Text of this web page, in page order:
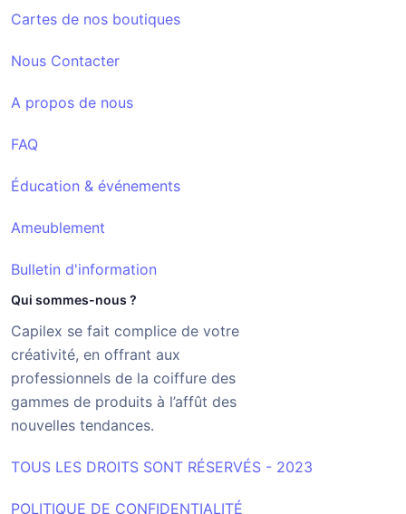
Cartes de nos boutiques
Nous Contacter
A propos de nous
FAQ
Éducation & événements
Ameublement
Bulletin d'information
Qui sommes-nous ?
Capilex se fait complice de votre
créativité, en offrant aux
professionnels de la coiffure des
gammes de produits à l’affût des
nouvelles tendances.
TOUS LES DROITS SONT RÉSERVÉS - 2023
POLITIQUE DE CONFIDENTIALITÉ